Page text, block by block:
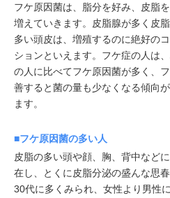
フケ原因菌は、脂分を好み、皮脂
増えていきます。皮脂腺が多く皮
多い頭皮は、増殖するのに絶好の
ションといえます。フケ症の人は
の人に比べてフケ原因菌が多く、
善すると菌の量も少なくなる傾向
ます。
■フケ原因菌の多い人
皮脂の多い頭や顔、胸、背中など
在し、とくに皮脂分泌の盛んな思
30代に多くみられ、女性より男性